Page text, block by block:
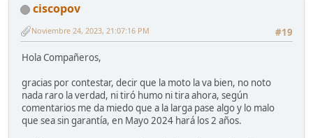
ciscopov
#19
Noviembre 24, 2023, 21:07:16 PM
Hola Compañeros,
gracias por contestar, decir que la moto la va bien, no noto
nada raro la verdad, ni tiró humo ni tira ahora, según
comentarios me da miedo que a la larga pase algo y lo malo
que sea sin garantía, en Mayo 2024 hará los 2 años.